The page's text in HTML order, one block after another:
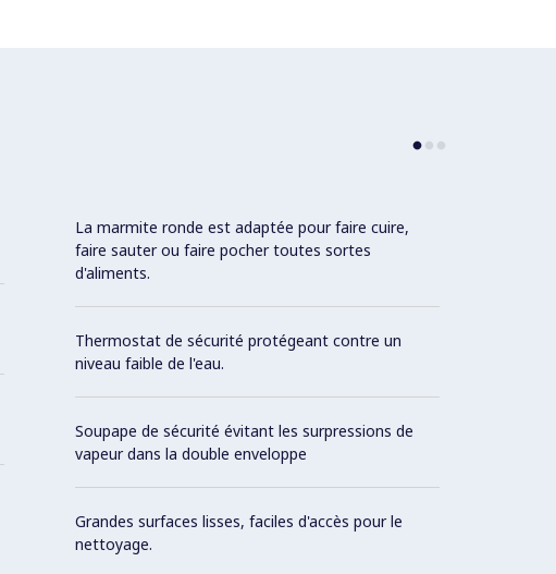
La marmite ronde est adaptée pour faire cuire,
faire sauter ou faire pocher toutes sortes
d'aliments.
Thermostat de sécurité protégeant contre un
niveau faible de l'eau.
Soupape de sécurité évitant les surpressions de
vapeur dans la double enveloppe
Grandes surfaces lisses, faciles d'accès pour le
nettoyage.